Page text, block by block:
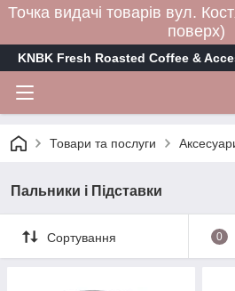
Точка видачі товарів вул.
поверх)
KNBK Fresh Roasted Coffee &
Товари та послуги
Пальники і Підставки
Сортування 0